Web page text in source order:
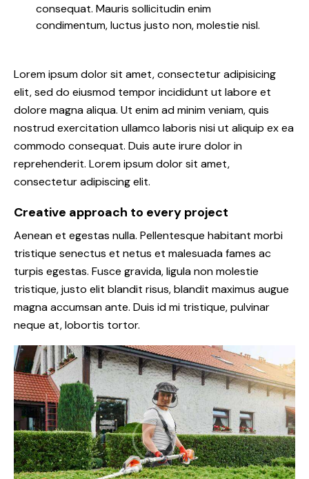
consequat. Mauris sollicitudin enim
condimentum, luctus justo non, molestie nisl.
Lorem ipsum dolor sit amet, consectetur adipisicing
elit, sed do eiusmod tempor incididunt ut labore et
dolore magna aliqua. Ut enim ad minim veniam, quis
nostrud exercitation ullamco laboris nisi ut aliquip ex ea
commodo consequat. Duis aute irure dolor in
reprehenderit. Lorem ipsum dolor sit amet,
consectetur adipiscing elit.
Creative approach to every project
Aenean et egestas nulla. Pellentesque habitant morbi
tristique senectus et netus et malesuada fames ac
turpis egestas. Fusce gravida, ligula non molestie
tristique, justo elit blandit risus, blandit maximus augue
magna accumsan ante. Duis id mi tristique, pulvinar
neque at, lobortis tortor.